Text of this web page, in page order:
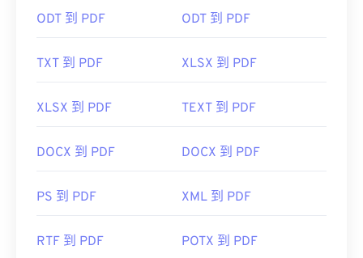
初始發布日期：
1993年6月15日
https://acrobat.adobe.com/us/en/why-
ODT 到 PDF ODT 到 PDF
TXT 到 PDF XLSX 到 PDF
XLSX 到 PDF TEXT 到 PDF
DOCX 到 PDF DOCX 到 PDF
PS 到 PDF XML 到 PDF
RTF 到 PDF POTX 到 PDF